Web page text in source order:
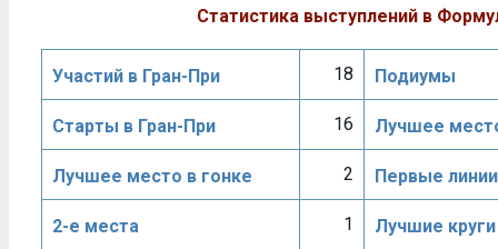
Статистика выступлений в
Участий в Гран-При 18 Подиумы
Старты в Гран-При 16 Лучшее
Лучшее место в гонке 2 Первые линии
2-е места 1 Лучшие круги